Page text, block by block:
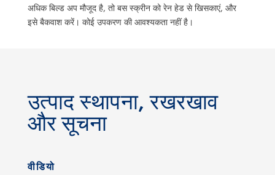
अधिक बिल्ड अप मौजूद है, तो बस स्क्रीन को रेन हेड से खिसकाएं, और
इसे बैकवाश करें। कोई उपकरण की आवश्यकता नहीं है।
उत्पाद स्थापना, रखरखाव
और सूचना
वीडियो